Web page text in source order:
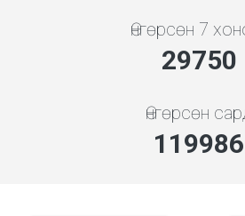
Өнгөрсөн 7
32039
Өнгөрсөн
129215